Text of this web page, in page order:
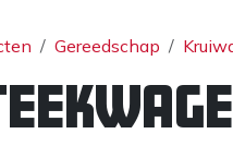
Gereedschap